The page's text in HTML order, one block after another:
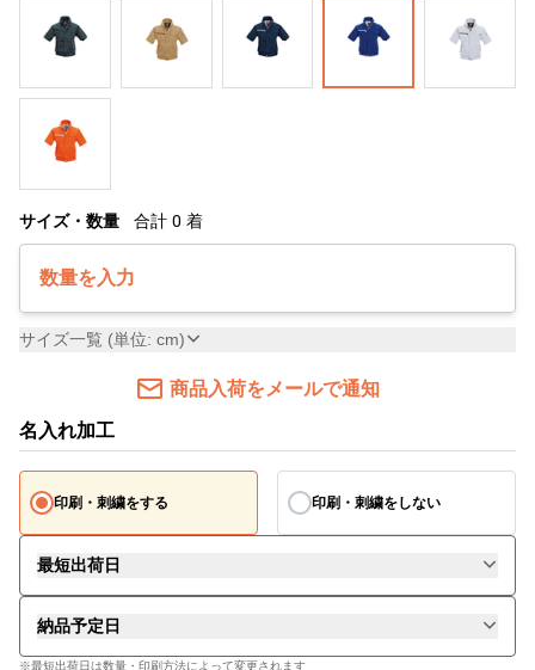
サイズ・数量 合計 0 着
数量を入力
サイズ一覧 (単位: cm)
商品入荷をメールで通知
名入れ加工
印刷・刺繍をする 印刷・刺繍をしない
最短出荷日
納品予定日
※最短出荷日は数量・印刷方法によって変更されます